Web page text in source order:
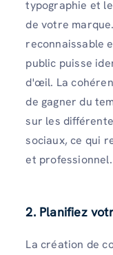
typographie et
de votre
reconnaissable
public puisse
d'œil. La
de gagner du
sur les
sociaux, ce qui
et professionnel.
2. Planifiez
La création de